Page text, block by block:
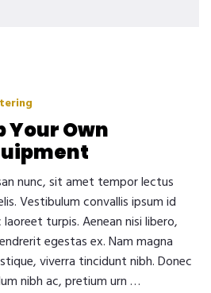
Your Own
nunc, sit amet tempor lectus
Vestibulum convallis ipsum id
turpis. Aenean nisi libero,
egestas ex. Nam magna
viverra tincidunt nibh. Donec
nibh ac, pretium urn …